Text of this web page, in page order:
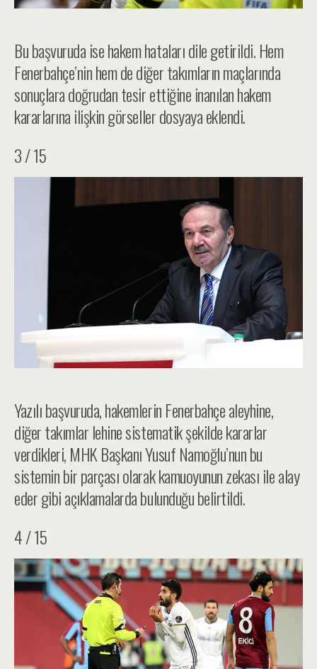
Bu başvuruda ise hakem hataları dile getirildi. Hem
Fenerbahçe’nin hem de diğer takımların maçlarında
sonuçlara doğrudan tesir ettiğine inanılan hakem
kararlarına ilişkin görseller dosyaya eklendi.
3 / 15
Yazılı başvuruda, hakemlerin Fenerbahçe aleyhine,
diğer takımlar lehine sistematik şekilde kararlar
verdikleri, MHK Başkanı Yusuf Namoğlu’nun bu
sistemin bir parçası olarak kamuoyunun zekası ile alay
eder gibi açıklamalarda bulunduğu belirtildi.
4 / 15